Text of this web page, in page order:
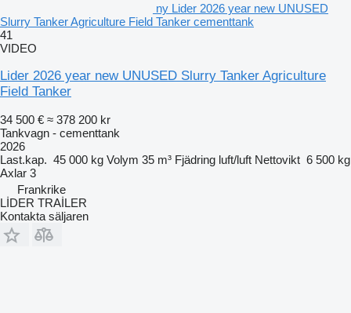
ny Lider 2026 year new UNUSED
Slurry Tanker Agriculture Field Tanker cementtank
41
VIDEO
Lider 2026 year new UNUSED Slurry Tanker Agriculture
Field Tanker
34 500 € ≈ 378 200 kr
Tankvagn - cementtank
2026
Last.kap. 45 000 kg Volym 35 m³ Fjädring luft/luft Nettovikt 6 500 kg
Axlar 3
Frankrike
LİDER TRAİLER
Kontakta säljaren